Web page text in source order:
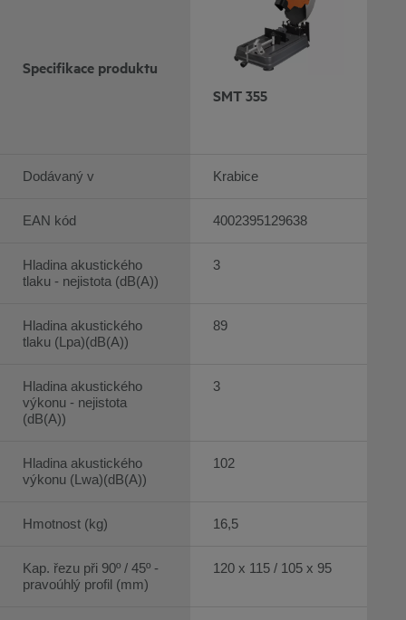
Specifikace produktu
Dodávaný v
EAN kód
Hladina akustického
tlaku - nejistota (dB(A))
Hladina akustického
tlaku (Lpa)(dB(A))
Hladina akustického
výkonu - nejistota
(dB(A))
Hladina akustického
výkonu (Lwa)(dB(A))
Hmotnost (kg)
Kap. řezu při 90º / 45º -
pravoúhlý profil (mm)
SMT 355
Krabice
4002395129638
3
89
3
102
16,5
120 x 115 / 105 x 95